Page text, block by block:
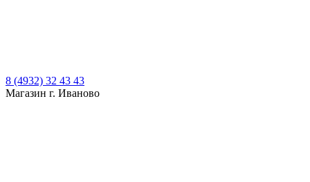
8 (4932) 32 43 43
Магазин г. Иваново